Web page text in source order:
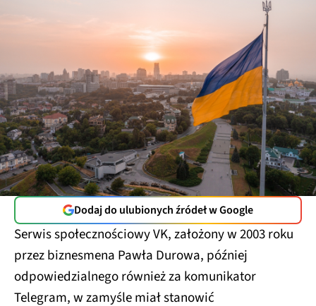
Dodaj do ulubionych źródeł w Google
Serwis społecznościowy VK, założony w 2003 roku
przez biznesmena Pawła Durowa, później
odpowiedzialnego również za komunikator
Telegram, w zamyśle miał stanowić